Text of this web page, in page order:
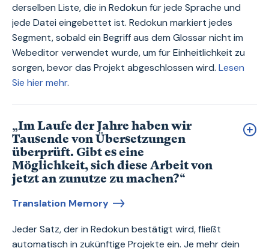
derselben Liste, die in Redokun für jede Sprache und
jede Datei eingebettet ist. Redokun markiert jedes
Segment, sobald ein Begriff aus dem Glossar nicht im
Webeditor verwendet wurde, um für Einheitlichkeit zu
sorgen, bevor das Projekt abgeschlossen wird. Lesen
Sie hier mehr.
„Im Laufe der Jahre haben wir
Tausende von Übersetzungen
überprüft. Gibt es eine
Möglichkeit, sich diese Arbeit von
jetzt an zunutze zu machen?“
Translation Memory
Jeder Satz, der in Redokun bestätigt wird, fließt
automatisch in zukünftige Projekte ein. Je mehr dein